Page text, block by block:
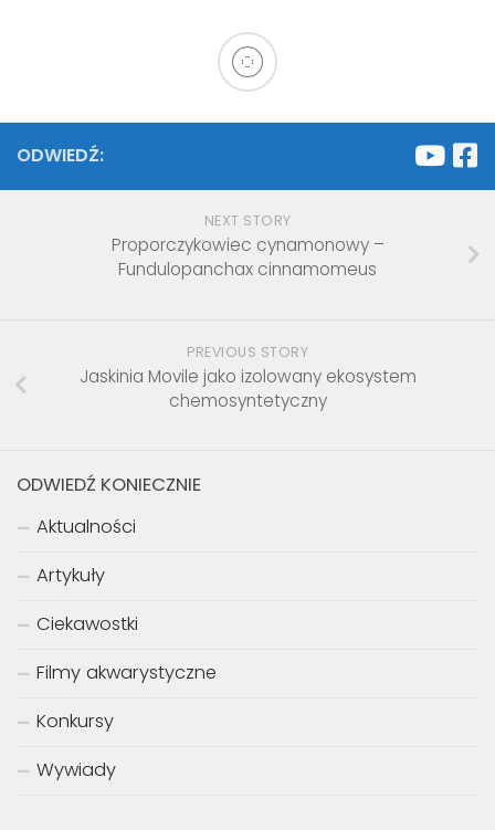
ODWIEDŹ:
NEXT STORY
Proporczykowiec cynamonowy –
Fundulopanchax cinnamomeus
PREVIOUS STORY
Jaskinia Movile jako izolowany ekosystem
chemosyntetyczny
ODWIEDŹ KONIECZNIE
Aktualności
Artykuły
Ciekawostki
Filmy akwarystyczne
Konkursy
Wywiady